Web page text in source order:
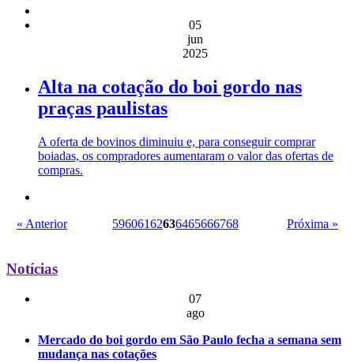
05
jun
2025
Alta na cotação do boi gordo nas
praças paulistas
A oferta de bovinos diminuiu e, para conseguir comprar
boiadas, os compradores aumentaram o valor das ofertas de
compras.
« Anterior 59606162636465666768 Próxima »
Notícias
07
ago
Mercado do boi gordo em São Paulo fecha a semana sem
mudança nas cotações